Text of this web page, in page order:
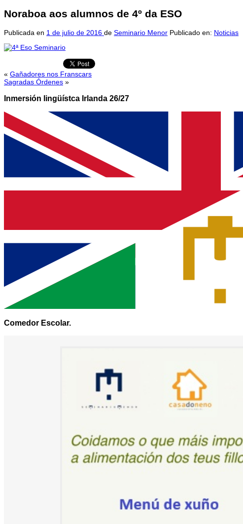
Noraboa aos alumnos de 4º da ESO
Publicada en 1 de julio de 2016 de Seminario Menor Publicado en: Noticias
« Gañadores nos Franscars
Sagradas Órdenes »
Inmersión lingüístca Irlanda 26/27
Comedor Escolar.